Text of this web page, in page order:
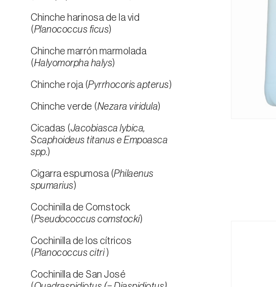
Chinche harinosa de la vid
(Planococcus ficus)
Chinche marrón marmolada
(Halyomorpha halys)
Chinche roja (Pyrrhocoris apterus)
Chinche verde (Nezara viridula)
Cicadas (Jacobiasca lybica,
Scaphoideus titanus e Empoasca
spp.)
Cigarra espumosa (Philaenus
spumarius)
Cochinilla de Comstock
(Pseudococcus comstocki)
Cochinilla de los cítricos
(Planococcus citri )
Cochinilla de San José